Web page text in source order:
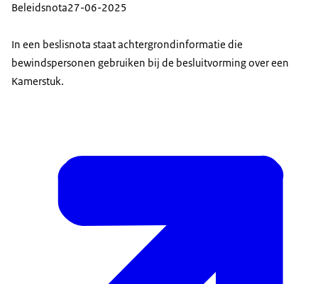
Beleidsnota27-06-2025
In een beslisnota staat achtergrondinformatie die
bewindspersonen gebruiken bij de besluitvorming over een
Kamerstuk.